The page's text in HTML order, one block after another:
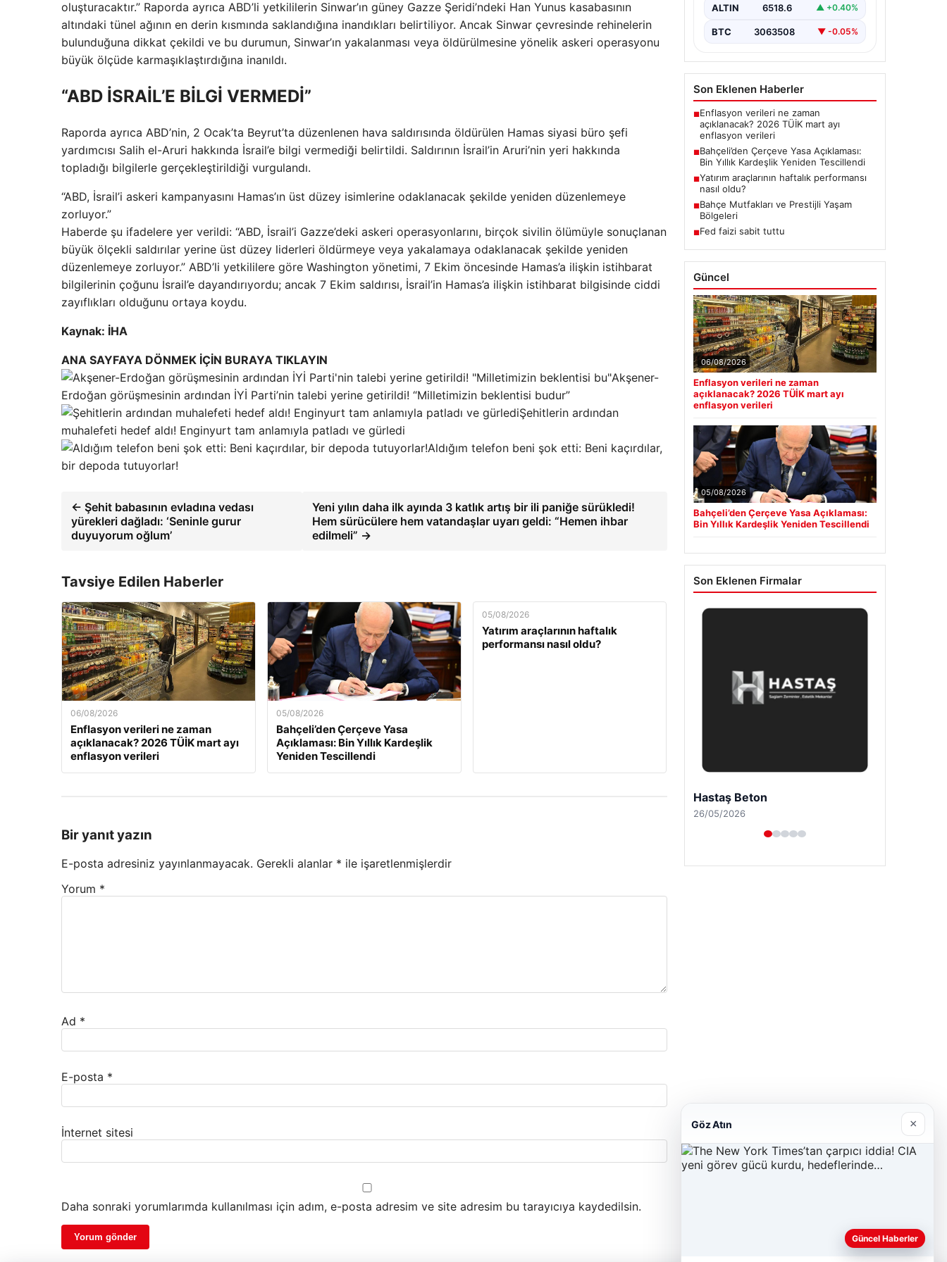
oluşturacaktır.” Raporda ayrıca ABD’li yetkililerin Sinwar’ın güney Gazze Şeridi’ndeki Han Yunus kasabasının
altındaki tünel ağının en derin kısmında saklandığına inandıkları belirtiliyor. Ancak Sinwar çevresinde rehinelerin
bulunduğuna dikkat çekildi ve bu durumun, Sinwar’ın yakalanması veya öldürülmesine yönelik askeri operasyonu
büyük ölçüde karmaşıklaştırdığına inanıldı.
“ABD İSRAİL’E BİLGİ VERMEDİ”
Raporda ayrıca ABD’nin, 2 Ocak’ta Beyrut’ta düzenlenen hava saldırısında öldürülen Hamas siyasi büro şefi
yardımcısı Salih el-Aruri hakkında İsrail’e bilgi vermediği belirtildi. Saldırının İsrail’in Aruri’nin yeri hakkında
topladığı bilgilerle gerçekleştirildiği vurgulandı.
“ABD, İsrail’i askeri kampanyasını Hamas’ın üst düzey isimlerine odaklanacak şekilde yeniden düzenlemeye
zorluyor.”
Haberde şu ifadelere yer verildi: “ABD, İsrail’i Gazze’deki askeri operasyonlarını, birçok sivilin ölümüyle sonuçlanan
büyük ölçekli saldırılar yerine üst düzey liderleri öldürmeye veya yakalamaya odaklanacak şekilde yeniden
düzenlemeye zorluyor.” ABD’li yetkililere göre Washington yönetimi, 7 Ekim öncesinde Hamas’a ilişkin istihbarat
bilgilerinin çoğunu İsrail’e dayandırıyordu; ancak 7 Ekim saldırısı, İsrail’in Hamas’a ilişkin istihbarat bilgisinde ciddi
zayıflıkları olduğunu ortaya koydu.
Kaynak: İHA
ANA SAYFAYA DÖNMEK İÇİN BURAYA TIKLAYIN
Akşener-
Erdoğan görüşmesinin ardından İYİ Parti’nin talebi yerine getirildi! “Milletimizin beklentisi budur”
Şehitlerin ardından
muhalefeti hedef aldı! Enginyurt tam anlamıyla patladı ve gürledi
Aldığım telefon beni şok etti: Beni kaçırdılar,
bir depoda tutuyorlar!
← Şehit babasının evladına vedası
yürekleri dağladı: ‘Seninle gurur
duyuyorum oğlum’
Yeni yılın daha ilk ayında 3 katlık artış bir ili paniğe sürükledi!
Hem sürücülere hem vatandaşlar uyarı geldi: “Hemen ihbar
edilmeli” →
Tavsiye Edilen Haberler
06/08/2026
Enflasyon verileri ne zaman
açıklanacak? 2026 TÜİK mart ayı
enflasyon verileri
05/08/2026
Bahçeli’den Çerçeve Yasa
Açıklaması: Bin Yıllık Kardeşlik
Yeniden Tescillendi
05/08/2026
Yatırım araçlarının haftalık
performansı nasıl oldu?
Bir yanıt yazın
E-posta adresiniz yayınlanmayacak. Gerekli alanlar * ile işaretlenmişlerdir
Yorum *
Ad *
E-posta *
İnternet sitesi
Daha sonraki yorumlarımda kullanılması için adım, e-posta adresim ve site adresim bu tarayıcıya kaydedilsin.
imzalanan…
ALTIN 6518.6 ▲ +0.40%
BTC 3063508 ▼ -0.05%
Son Eklenen Haberler
■Enflasyon verileri ne zaman
açıklanacak? 2026 TÜİK mart ayı
enflasyon verileri
■Bahçeli’den Çerçeve Yasa Açıklaması:
Bin Yıllık Kardeşlik Yeniden Tescillendi
■Yatırım araçlarının haftalık performansı
nasıl oldu?
■Bahçe Mutfakları ve Prestijli Yaşam
Bölgeleri
■Fed faizi sabit tuttu
Güncel
06/08/2026
Enflasyon verileri ne zaman
açıklanacak? 2026 TÜİK mart ayı
enflasyon verileri
05/08/2026
Bahçeli’den Çerçeve Yasa Açıklaması:
Bin Yıllık Kardeşlik Yeniden Tescillendi
Son Eklenen Firmalar
Prenses Night Club
29/04/2026
Göz Atın ×
Güncel Haberler